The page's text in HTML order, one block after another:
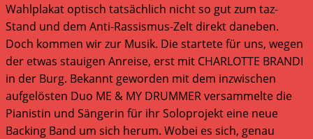
Wahlplakat optisch tatsächlich nicht so gut zum taz-
Stand und dem Anti-Rassismus-Zelt direkt daneben.
Doch kommen wir zur Musik. Die startete für uns, wegen
der etwas stauigen Anreise, erst mit CHARLOTTE BRANDI
in der Burg. Bekannt geworden mit dem inzwischen
aufgelösten Duo ME & MY DRUMMER versammelte die
Pianistin und Sängerin für ihr Soloprojekt eine neue
Backing Band um sich herum. Wobei es sich, genau